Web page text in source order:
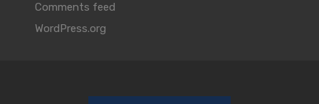
Comments feed
WordPress.org